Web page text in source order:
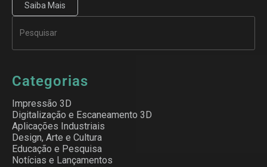
Saiba Mais
Categorias
Impressão 3D
Digitalização e Escaneamento 3D
Aplicações Industriais
Design, Arte e Cultura
Educação e Pesquisa
Notícias e Lançamentos